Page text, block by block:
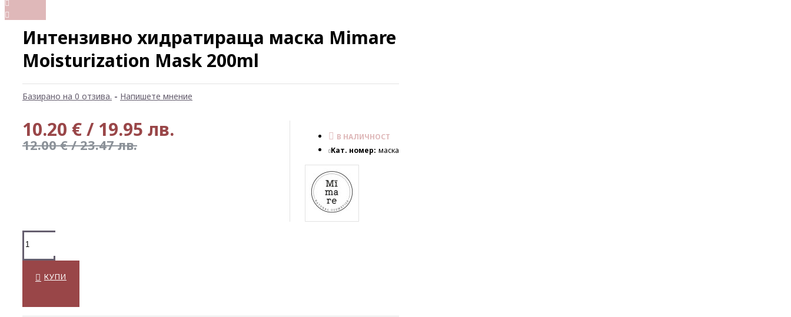
Интензивно хидратираща маска Mimare
Moisturization Mask 200ml
Базирано на 0 отзива. - Напишете мнение
10.20 € / 19.95 лв.
12.00 € / 23.47 лв.
В НАЛИЧНОСТ
Кат. номер: маска
КУПИ